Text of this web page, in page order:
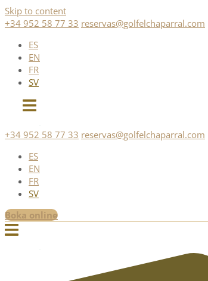
Skip to content
+34 952 58 77 33 reservas@golfelchaparral.com
ES
EN
FR
SV
+34 952 58 77 33 reservas@golfelchaparral.com
ES
EN
FR
SV
Boka online